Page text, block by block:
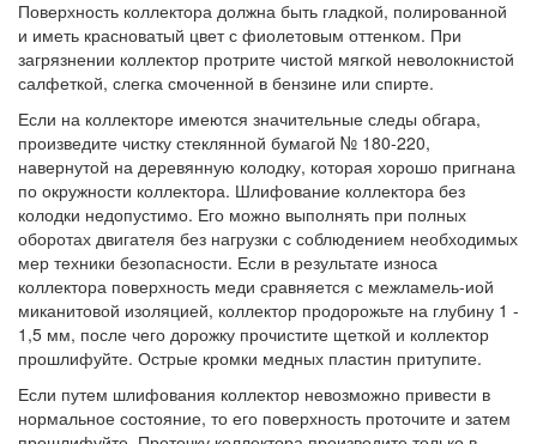
Поверхность коллектора должна быть гладкой, полированной
и иметь красноватый цвет с фиолетовым оттенком. При
загрязнении коллектор протрите чистой мягкой неволокнистой
салфеткой, слегка смоченной в бензине или спирте.
Если на коллекторе имеются значительные следы обгара,
произведите чистку стеклянной бумагой № 180-220,
навернутой на деревянную колодку, которая хорошо пригнана
по окружности коллектора. Шлифование коллектора без
колодки недопустимо. Его можно выполнять при полных
оборотах двигателя без нагрузки с соблюдением необходимых
мер техники безопасности. Если в результате износа
коллектора поверхность меди сравняется с межламель-иой
миканитовой изоляцией, коллектор продорожьте на глубину 1 -
1,5 мм, после чего дорожку прочистите щеткой и коллектор
прошлифуйте. Острые кромки медных пластин притупите.
Если путем шлифования коллектор невозможно привести в
нормальное состояние, то его поверхность проточите и затем